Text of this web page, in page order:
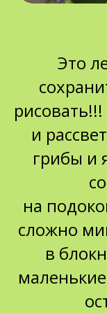
Это
и
грибы и
на
сложно
в